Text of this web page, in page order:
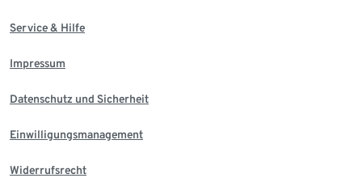
Service & Hilfe
Impressum
Datenschutz und Sicherheit
Einwilligungsmanagement
Widerrufsrecht